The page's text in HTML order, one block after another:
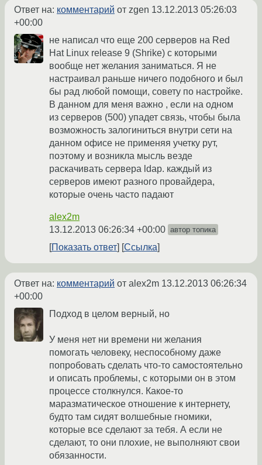
Ответ на: комментарий от zgen 13.12.2013 05:26:03
+00:00
не написал что еще 200 серверов на Red
Hat Linux release 9 (Shrike) с которыми
вообще нет желания заниматься. Я не
настраивал раньше ничего подобного и был
бы рад любой помощи, совету по настройке.
В данном для меня важно , если на одном
из серверов (500) упадет связь, чтобы была
возможность залогиниться внутри сети на
данном офисе не применяя учетку рут,
поэтому и возникла мысль везде
раскачивать сервера ldap. каждый из
серверов имеют разного провайдера,
которые очень часто падают
alex2m
13.12.2013 06:26:34 +00:00 автор топика
Показать ответ Ссылка
Ответ на: комментарий от alex2m 13.12.2013 06:26:34
+00:00
Подход в целом верный, но
У меня нет ни времени ни желания
помогать человеку, неспособному даже
попробовать сделать что-то самостоятельно
и описать проблемы, с которыми он в этом
процессе столкнулся. Какое-то
маразматическое отношение к интернету,
будто там сидят волшебные гномики,
которые все сделают за тебя. А если не
сделают, то они плохие, не выполняют свои
обязанности.